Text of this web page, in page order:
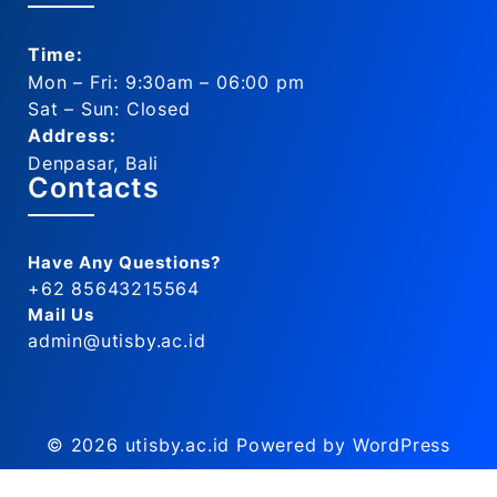
Time:
Mon – Fri: 9:30am – 06:00 pm
Sat – Sun: Closed
Address:
Denpasar, Bali
Contacts
Have Any Questions?
+62 85643215564
Mail Us
admin@utisby.ac.id
© 2026 utisby.ac.id Powered by WordPress